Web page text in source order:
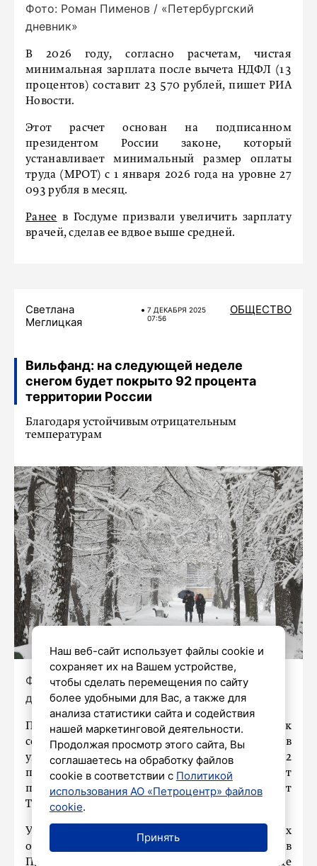
Фото: Роман Пименов / «Петербургский
дневник»
В 2026 году, согласно расчетам, чистая
минимальная зарплата после вычета НДФЛ (13
процентов) составит 23 570 рублей, пишет РИА
Новости.
Этот расчет основан на подписанном
президентом России законе, который
устанавливает минимальный размер оплаты
труда (МРОТ) с 1 января 2026 года на уровне 27
093 рубля в месяц.
Ранее в Госдуме призвали увеличить зарплату
врачей, сделав ее вдвое выше средней.
Светлана
Меглицкая
7 ДЕКАБРЯ 2025
07:56
ОБЩЕСТВО
Вильфанд: на следующей неделе
снегом будет покрыто 92 процента
территории России
Благодаря устойчивым отрицательным
температурам
Фото: Александр Глуз / «Петербургский
дневник»
По прогнозу Гидрометцентра России, к
середине следующей недели снежный покров
увеличится и будет покрывать около 92
процентов территории страны. Сейчас этот
показатель составляет 90 процентов, передает
ТАСС.
Увеличение произойдёт из-за устойчивых
отрицательных температур, особенно в
Приволжском федеральном округе, где
Наш веб-сайт использует файлы cookie и
сохраняет их на Вашем устройстве,
чтобы сделать перемещения по сайту
более удобными для Вас, а также для
анализа статистики сайта и содействия
нашей маркетинговой деятельности.
Продолжая просмотр этого сайта, Вы
соглашаетесь на обработку файлов
cookie в соответствии с Политикой
использования АО «Петроцентр» файлов
cookie.
Принять